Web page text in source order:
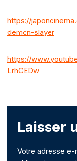
https://
demon-slayer
https://
LrhCEDw
Laisser
Votre adresse e-